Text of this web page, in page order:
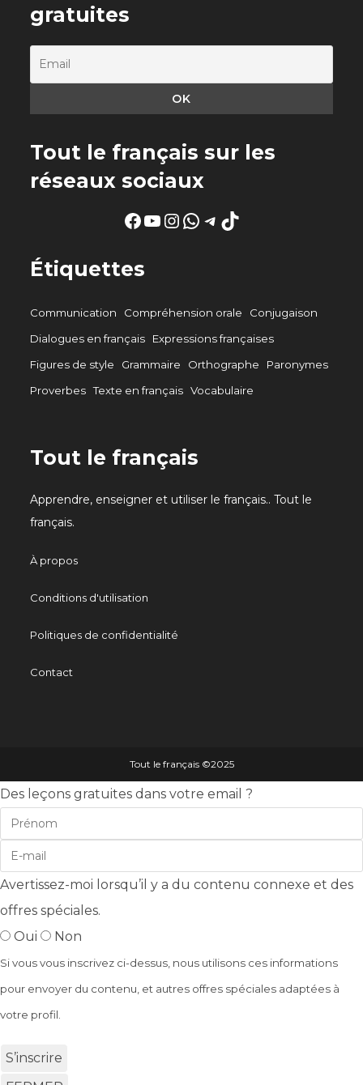
gratuites
Tout le français sur les
réseaux sociaux
Facebook
YouTube
Instagram
WhatsApp
Telegram
TikTok
Étiquettes
Communication Compréhension orale
Conjugaison
Dialogues en français
Expressions françaises
Figures de style
Grammaire Orthographe
Paronymes
Proverbes Texte en français Vocabulaire
Tout le français
Apprendre, enseigner et utiliser le français.. Tout le
français.
À propos
Conditions d'utilisation
Politiques de confidentialité
Contact
Tout le français ©️2025
Des leçons gratuites dans votre email ?
Avertissez-moi lorsqu’il y a du contenu connexe et des
offres spéciales.
Oui
Non
Si vous vous inscrivez ci-dessus, nous utilisons ces informations
pour envoyer du contenu, et autres offres spéciales adaptées à
votre profil.
S’inscrire